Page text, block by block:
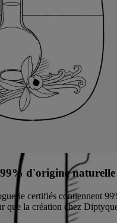
d'origine naturelle
certifiés contiennent
que la création chez